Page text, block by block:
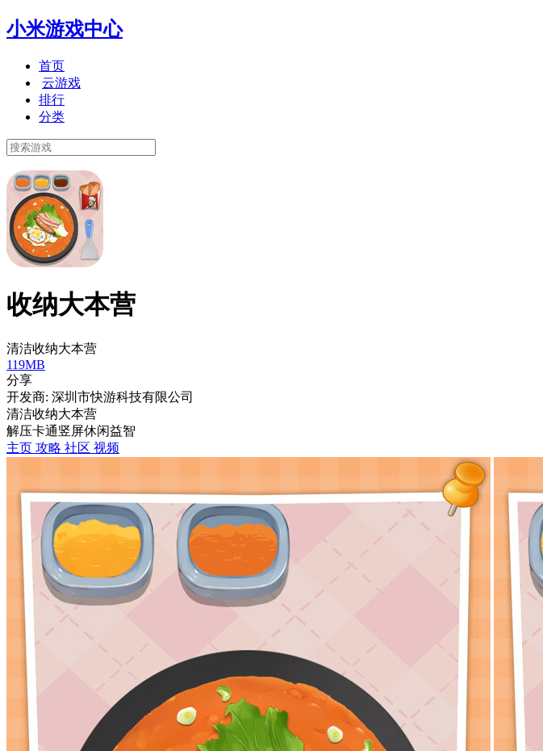
小米游戏中心
首页
云游戏
排行
分类
收纳大本营
清洁收纳大本营
119MB
分享
开发商: 深圳市快游科技有限公司
清洁收纳大本营
解压卡通竖屏休闲益智
主页 攻略 社区 视频